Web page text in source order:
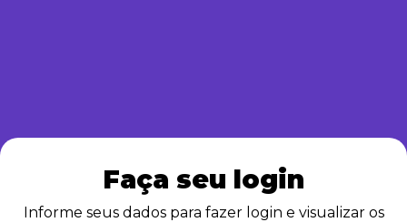
Faça seu login
Informe seus dados para fazer login e visualizar os